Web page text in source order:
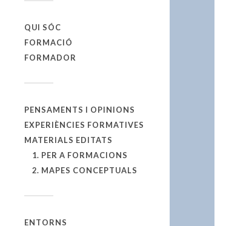
QUI SÓC
FORMACIÓ
FORMADOR
PENSAMENTS I OPINIONS
EXPERIÈNCIES FORMATIVES
MATERIALS EDITATS
1. PER A FORMACIONS
2. MAPES CONCEPTUALS
ENTORNS